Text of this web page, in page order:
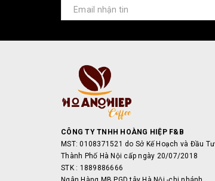
CÔNG TY TNHH HOÀNG HIỆP F&B
MST: 0108371521 do Sở Kế Hoạch và Đầu Tư
Thành Phố Hà Nội cấp ngày 20/07/2018
STK : 1889886666